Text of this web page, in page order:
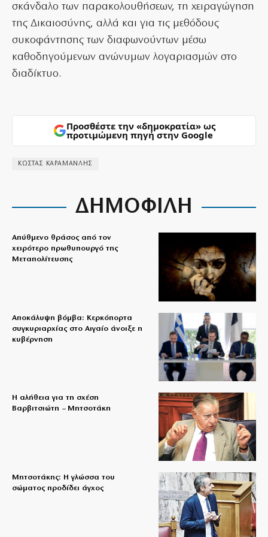
σκάνδαλο των παρακολουθήσεων, τη χειραγώγηση
της Δικαιοσύνης, αλλά και για τις μεθόδους
συκοφάντησης των διαφωνούντων μέσω
καθοδηγούμενων ανώνυμων λογαριασμών στο
διαδίκτυο.
Προσθέστε την «δημοκρατία» ως
προτιμώμενη πηγή στην Google
ΚΩΣΤΑΣ ΚΑΡΑΜΑΝΛΗΣ
ΔΗΜΟΦΙΛΗ
Απύθμενο θράσος από τον
χειρότερο πρωθυπουργό της
Μεταπολίτευσης
Αποκάλυψη βόμβα: Κερκόπορτα
συγκυριαρχίας στο Αιγαίο άνοιξε η
κυβέρνηση
Η αλήθεια για τη σχέση
Βαρβιτσιώτη – Μητσοτάκη
Μητσοτάκης: Η γλώσσα του
σώματος προδίδει άγχος